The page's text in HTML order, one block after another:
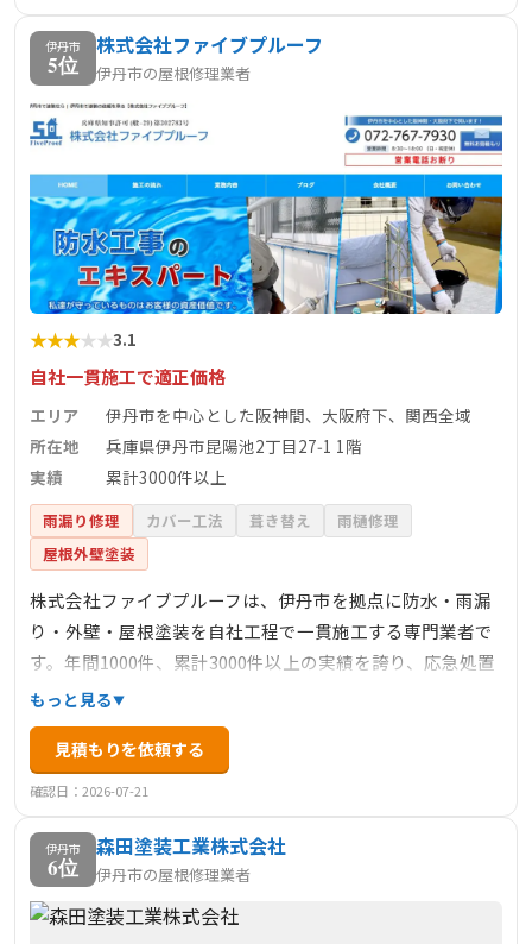
底。10年保証とアフターフォローにより、安心して依頼で
きるのが特長です。
伊丹市
5位
株式会社ファイブプルーフ
伊丹市の屋根修理業者
★★★★★3.1
自社一貫施工で適正価格
エリア
伊丹市を中心とした阪神間、大阪府下、関西全域
所在地
兵庫県伊丹市昆陽池2丁目27‑1 1階
実績
累計3000件以上
雨漏り修理 カバー工法 葺き替え
雨樋修理
屋根外壁塗装
株式会社ファイブプルーフは、伊丹市を拠点に防水・雨漏
り・外壁・屋根塗装を自社工程で一貫施工する専門業者で
す。年間1000件、累計3000件以上の実績を誇り、応急処置
から本格補修、葺き替え・カバー工法まで幅広く対応して
います。適正価格と職人直営体制により中間マージンを省
き、透明な料金設定を実現。施工中は進捗写真を共有し、
近隣配慮や電話サポートも徹底。伊丹市エリアで信頼され
る実力派地元業者です。
もっと見る
見積もりを依頼する
確認日：2026-07-21
伊丹市
6位
森田塗装工業株式会社
伊丹市の屋根修理業者